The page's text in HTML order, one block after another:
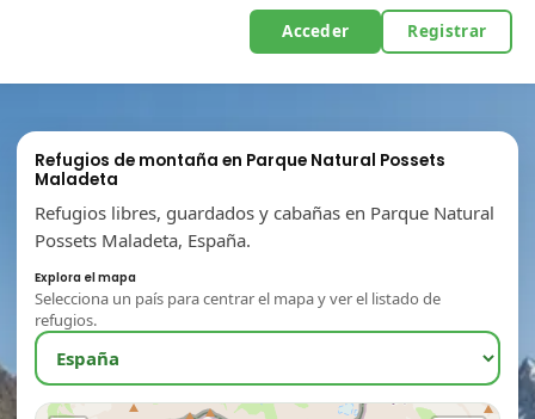
Acceder Registrar
Refugios de montaña en Parque Natural Possets
Maladeta
Refugios libres, guardados y cabañas en Parque Natural
Possets Maladeta, España.
Explora el mapa
Selecciona un país para centrar el mapa y ver el listado de
refugios.